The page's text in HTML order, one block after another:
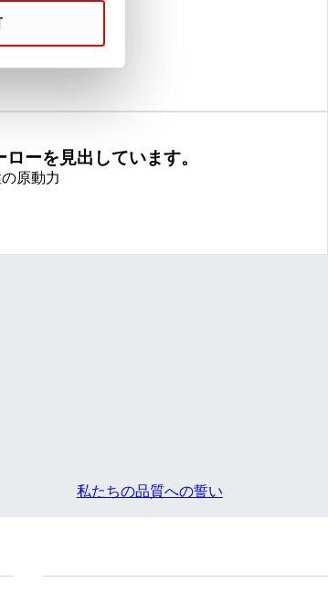
is our Life.
ーを見出しています。
原動力
あなたの中にヒーローを見出していま
私たちの品質への誓い